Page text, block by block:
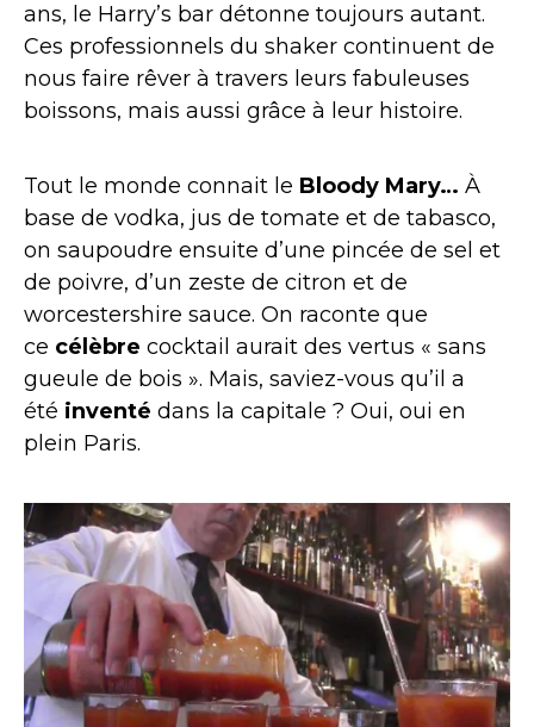
ans, le Harry’s bar détonne toujours autant.
Ces professionnels du shaker continuent de
nous faire rêver à travers leurs fabuleuses
boissons, mais aussi grâce à leur histoire.
Tout le monde connait le Bloody Mary… À
base de vodka, jus de tomate et de tabasco,
on saupoudre ensuite d’une pincée de sel et
de poivre, d’un zeste de citron et de
worcestershire sauce. On raconte que
ce célèbre cocktail aurait des vertus « sans
gueule de bois ». Mais, saviez-vous qu’il a
été inventé dans la capitale ? Oui, oui en
plein Paris.